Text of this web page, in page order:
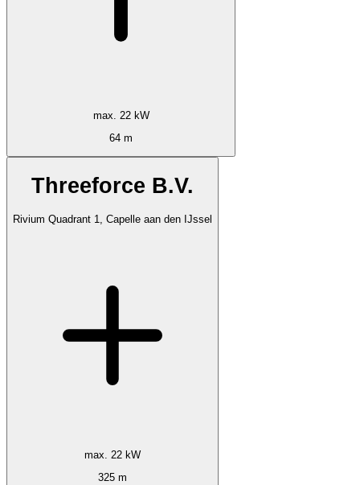
max. 22 kW
64 m
Threeforce B.V.
Rivium Quadrant 1, Capelle aan den IJssel
max. 22 kW
325 m